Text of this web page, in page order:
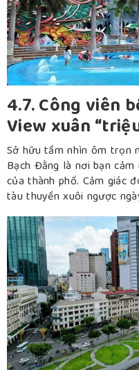
4.7. Công viên
View xuân
Sở hữu tầm nhìn ôm trọn
Bạch Đằng là nơi bạn
của thành phố. Cảm giác
tàu thuyền xuôi ngược